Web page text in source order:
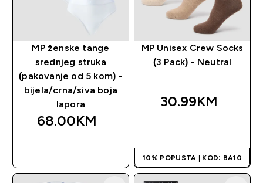
MP ženske tange
srednjeg struka
(pakovanje od 5 kom) -
bijela/crna/siva boja
lapora
68.00KM‎
MP Unisex Crew Socks
(3 Pack) - Neutral
30.99KM‎
10% POPUSTA | KOD: BA10